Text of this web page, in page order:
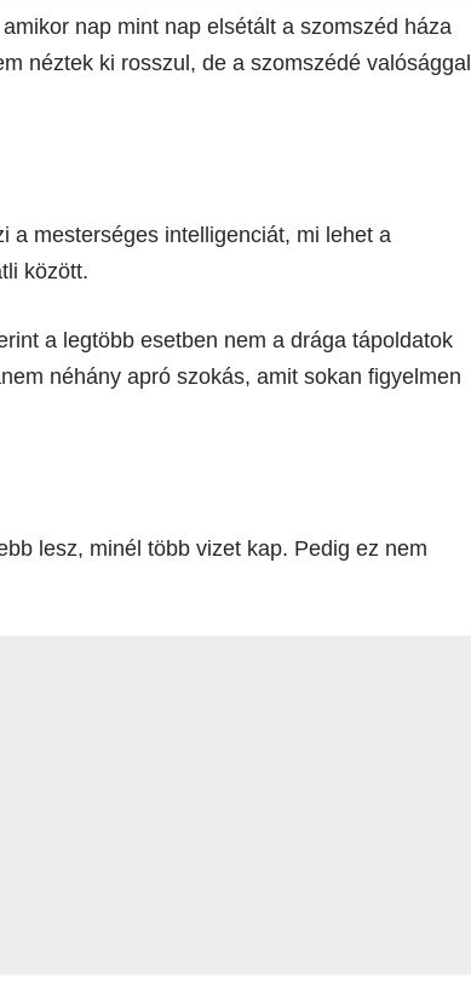
nap mint nap elsétált a szomszéd háza
néztek ki rosszul, de a szomszédé valósággal
a mesterséges intelligenciát, mi lehet a
között.
a legtöbb esetben nem a drága tápoldatok
néhány apró szokás, amit sokan figyelmen
lesz, minél több vizet kap. Pedig ez nem